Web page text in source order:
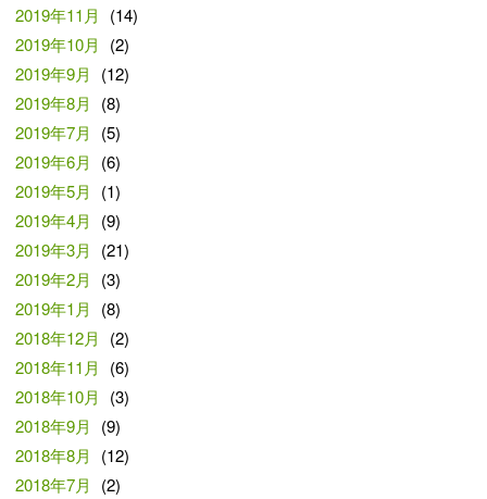
2019年11月
(14)
2019年10月
(2)
2019年9月
(12)
2019年8月
(8)
2019年7月
(5)
2019年6月
(6)
2019年5月
(1)
2019年4月
(9)
2019年3月
(21)
2019年2月
(3)
2019年1月
(8)
2018年12月
(2)
2018年11月
(6)
2018年10月
(3)
2018年9月
(9)
2018年8月
(12)
2018年7月
(2)